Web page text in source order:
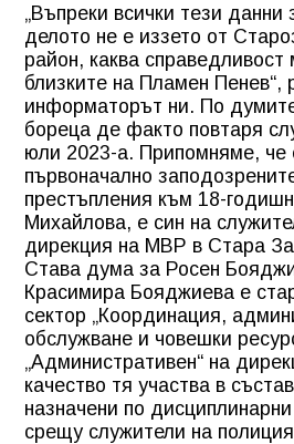
„Въпреки всички тези данни
делото не е иззето от
район, каква справедливост
близките на Пламен Пенев“,
информаторът ни. По
бореца де факто повтаря
юли 2023-а. Припомняме, че
първоначално
престъпления към 18-
Михайлова, е син на
дирекция на МВР в Стара
Става дума за Росен
Красимира Бояджиева е
сектор „Координация,
обслужване и човешки
„Административен“ на
качество тя участва в
назначени по
срещу служители на